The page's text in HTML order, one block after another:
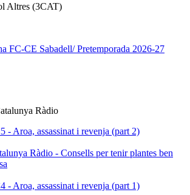
Altres (3CAT)
FC-CE Sabadell/ Pretemporada 2026-27
Ràdio
- Aroa, assassinat i revenja (part 2)
Ràdio - Consells per tenir plantes ben
- Aroa, assassinat i revenja (part 1)